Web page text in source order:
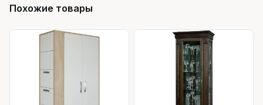
Похожие товары